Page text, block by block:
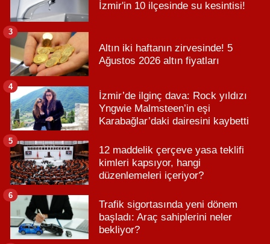
İzmir'in 10 ilçesinde su kesintisi!
Altın iki haftanın zirvesinde! 5
Ağustos 2026 altın fiyatları
3
İzmir’de ilginç dava: Rock yıldızı
Yngwie Malmsteen’in eşi
Karabağlar’daki dairesini kaybetti
4
12 maddelik çerçeve yasa teklifi
kimleri kapsıyor, hangi
düzenlemeleri içeriyor?
5
Trafik sigortasında yeni dönem
başladı: Araç sahiplerini neler
bekliyor?
6